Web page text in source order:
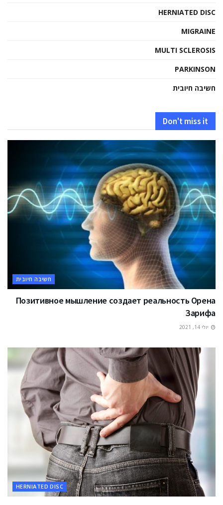
HERNIATED DISC
MIGRAINE
MULTI SCLEROSIS
PARKINSON
חשיבה חיובית
Don't miss it
חשיבה חיובית
Позитивное мышление создает реальность Орена
Зарифа
יולי 14, 2021
HERNIATED DISC